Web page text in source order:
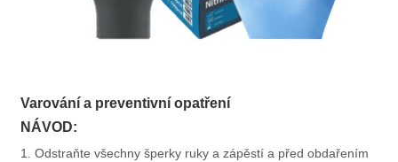
Varování a preventivní opatření
NÁVOD:
1. Odstraňte všechny šperky ruky a zápěstí a před obdařením